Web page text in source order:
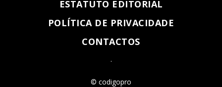
ESTATUTO EDITORIAL
POLÍTICA DE PRIVACIDADE
CONTACTOS
.
© codigopro